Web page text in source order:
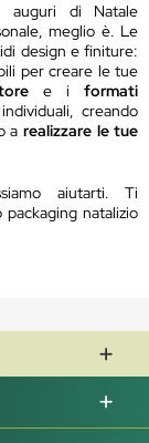
auguri di Natale
meglio è. Le
design e finiture:
per creare le tue
e iformati
creando
a realizzare le tue
aiutarti. Ti
natalizio